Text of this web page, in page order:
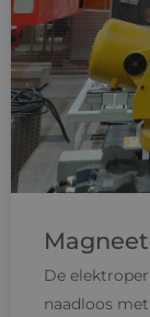
De
naadloos